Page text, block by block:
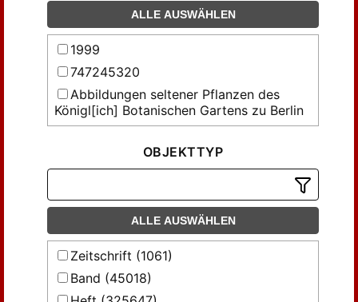
ALLE AUSWÄHLEN
1999
747245320
Abbildungen seltener Pflanzen des
Königl[ich] Botanischen Gartens zu Berlin
Wissenschaften in Göttingen,
Mathematisch-Physikalische Klasse
Botanischen Vereins 'Irmischia' zu
Sondershausen
Abhandlungen über Preussens
Kommunalwesen und denkwürdige
vaterländische Gesetze und Einrichtungen
Acta Facultatis Rerum Naturalium
OBJEKTTYP
ALLE AUSWÄHLEN
Zeitschrift (1061)
Band (45018)